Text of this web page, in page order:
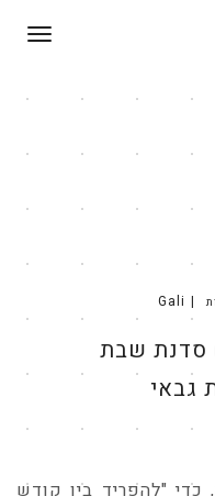
אשטנגה
נעים
להכיר:)
שבת
בפלוריס
פילאטיס
גבאי
Gali
סדנת שבת
גבאי
"להפריד בין קודש